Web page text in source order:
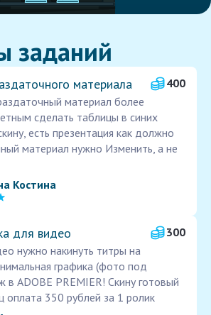
заданий
материала
400
материал более
сделать таблицы в синих
есть презентация как должно
материал нужно Изменить, а не
Костина
для видео
300
нужно накинуть титры на
графика (фото под
ADOBE PREMIER! Скину готовый
оплата 350 рублей за 1 ролик